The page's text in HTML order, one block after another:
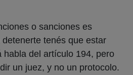
o sanciones es
tenés que estar
habla del artículo 194, pero
un juez, y no un protocolo.